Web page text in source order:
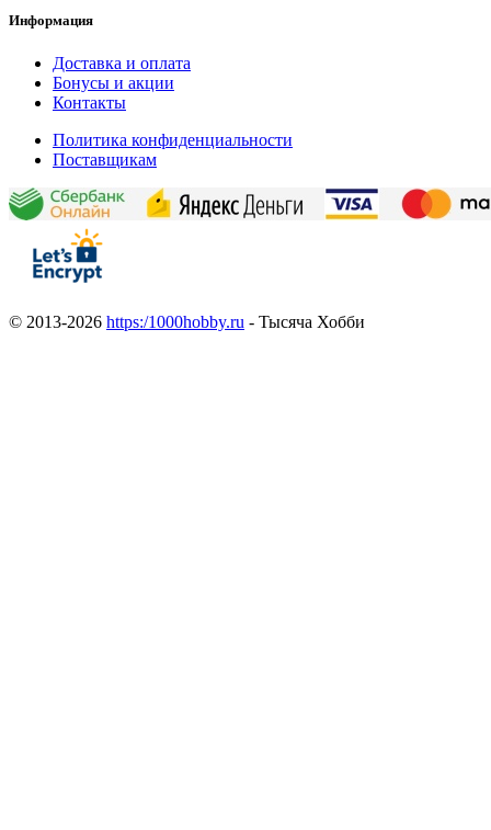
Информация
Доставка и оплата
Бонусы и акции
Контакты
Политика конфиденциальности
Поставщикам
© 2013-2026 https:/1000hobby.ru - Тысяча Хобби